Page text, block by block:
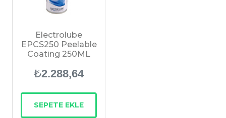
Electrolube
EPCS250 Peelable
Coating 250ML
₺2.288,64
SEPETE EKLE